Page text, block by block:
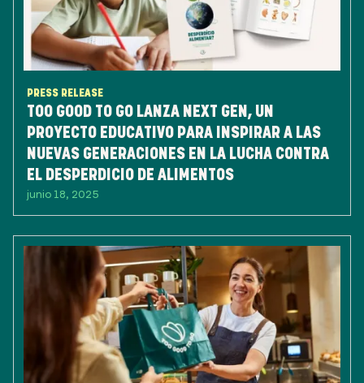
PRESS RELEASE
TOO GOOD TO GO LANZA NEXT GEN, UN
PROYECTO EDUCATIVO PARA INSPIRAR A LAS
NUEVAS GENERACIONES EN LA LUCHA CONTRA
EL DESPERDICIO DE ALIMENTOS
junio 18, 2025